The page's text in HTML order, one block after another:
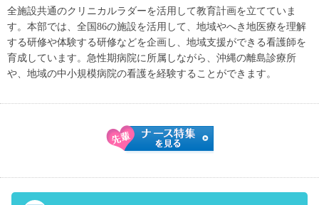
全施設共通のクリニカルラダーを活用して教育計画を立てていま
す。本部では、全国86の施設を活用して、地域やへき地医療を理解
する研修や体験する研修などを企画し、地域支援ができる看護師を
育成しています。急性期病院に所属しながら、沖縄の離島診療所
や、地域の中小規模病院の看護を経験することができます。